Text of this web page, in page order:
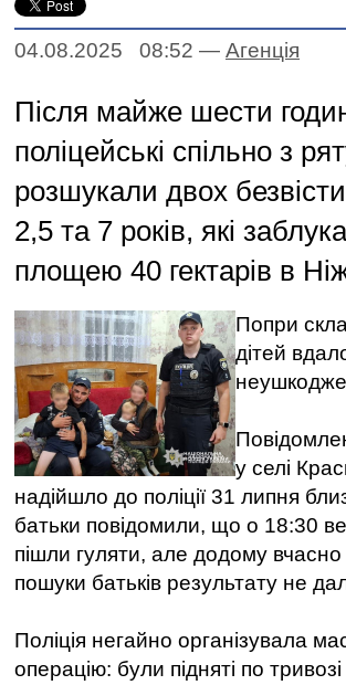
04.08.2025 08:52 — Агенцiя
Після майже шести
поліцейські спільно з
розшукали двох
2,5 та 7 років, які
площею 40 гектарів в
Попри
дітей
у селі
надійшло до поліції 31 липня
батьки повідомили, що о 18:30
пішли гуляти, але додому
пошуки батьків результату не
Поліція негайно організувала
операцію: були підняті по тривозі